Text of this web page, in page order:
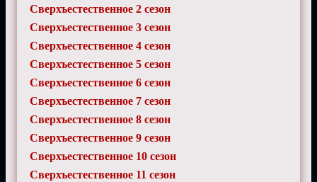
Сверхъестественное 2 сезон
Сверхъестественное 3 сезон
Сверхъестественное 4 сезон
Сверхъестественное 5 сезон
Сверхъестественное 6 сезон
Сверхъестественное 7 сезон
Сверхъестественное 8 сезон
Сверхъестественное 9 сезон
Сверхъестественное 10 сезон
Сверхъестественное 11 сезон